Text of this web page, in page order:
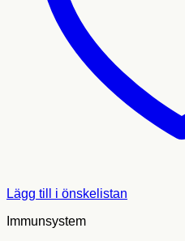
Lägg till i önskelistan
Immunsystem